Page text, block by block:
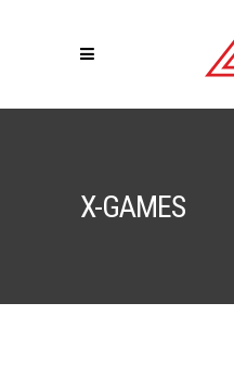
X-GAMES